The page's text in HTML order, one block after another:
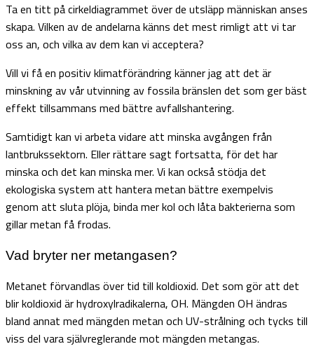
Ta en titt på cirkeldiagrammet över de utsläpp människan anses
skapa. Vilken av de andelarna känns det mest rimligt att vi tar
oss an, och vilka av dem kan vi acceptera?
Vill vi få en positiv klimatförändring känner jag att det är
minskning av vår utvinning av fossila bränslen det som ger bäst
effekt tillsammans med bättre avfallshantering.
Samtidigt kan vi arbeta vidare att minska avgången från
lantbrukssektorn. Eller rättare sagt fortsatta, för det har
minska och det kan minska mer. Vi kan också stödja det
ekologiska system att hantera metan bättre exempelvis
genom att sluta plöja, binda mer kol och låta bakterierna som
gillar metan få frodas.
Vad bryter ner metangasen?
Metanet förvandlas över tid till koldioxid. Det som gör att det
blir koldioxid är hydroxylradikalerna, OH. Mängden OH ändras
bland annat med mängden metan och UV-strålning och tycks till
viss del vara självreglerande mot mängden metangas.